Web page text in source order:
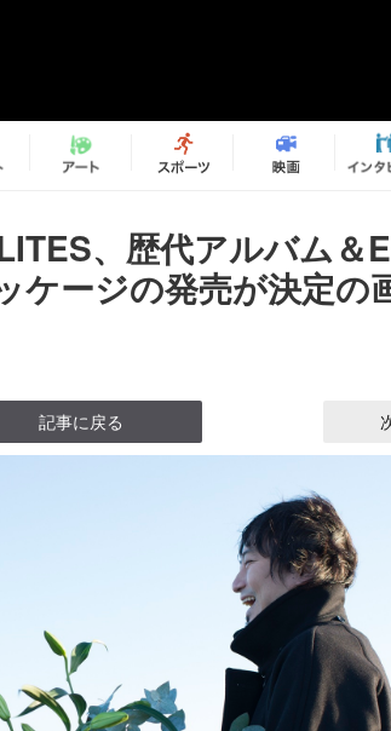
、歴代アルバム＆
ケージの発売が決定の
記事に戻る